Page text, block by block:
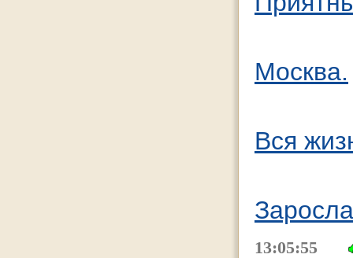
Москва.
Вся
13:05:55